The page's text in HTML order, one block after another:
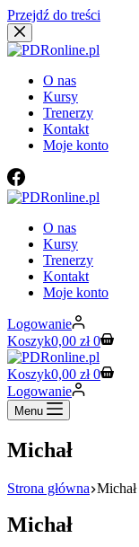
Przejdź do treści
O nas
Kursy
Trenerzy
Kontakt
Moje konto
O nas
Kursy
Trenerzy
Kontakt
Moje konto
Logowanie
Koszyk0,00 zł 0
Koszyk0,00 zł 0
Logowanie
Menu
Michał
Strona główna Michał
Michał